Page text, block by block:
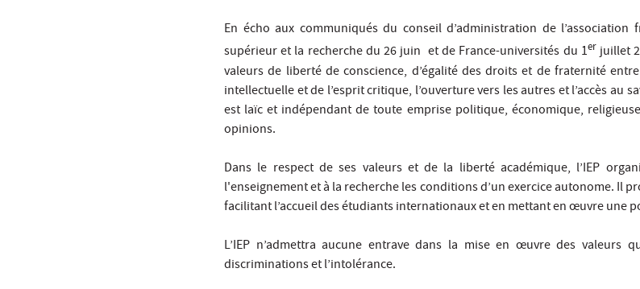
En écho aux communiqués du conseil d’administration de
supérieur et la recherche du 26 juin et de France-universités du 1erjuillet
valeurs de liberté de conscience, d’égalité des droits et de fraternité
intellectuelle et de l’esprit critique, l’ouverture vers les autres et l’accès
est laïc et indépendant de toute emprise politique, économique,
opinions.
Dans le respect de ses valeurs et de la liberté académique, l’IEP
l'enseignement et à la recherche les conditions d’un exercice autonome. Il
facilitant l’accueil des étudiants internationaux et en mettant en œuvre une
L’IEP n’admettra aucune entrave dans la mise en œuvre des
discriminations et l’intolérance.